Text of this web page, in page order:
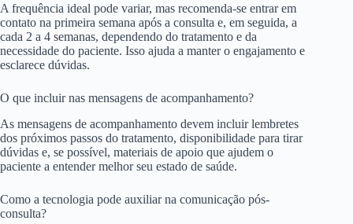
A frequência ideal pode variar, mas recomenda-se entrar em
contato na primeira semana após a consulta e, em seguida, a
cada 2 a 4 semanas, dependendo do tratamento e da
necessidade do paciente. Isso ajuda a manter o engajamento e
esclarece dúvidas.
O que incluir nas mensagens de acompanhamento?
As mensagens de acompanhamento devem incluir lembretes
dos próximos passos do tratamento, disponibilidade para tirar
dúvidas e, se possível, materiais de apoio que ajudem o
paciente a entender melhor seu estado de saúde.
Como a tecnologia pode auxiliar na comunicação pós-
consulta?